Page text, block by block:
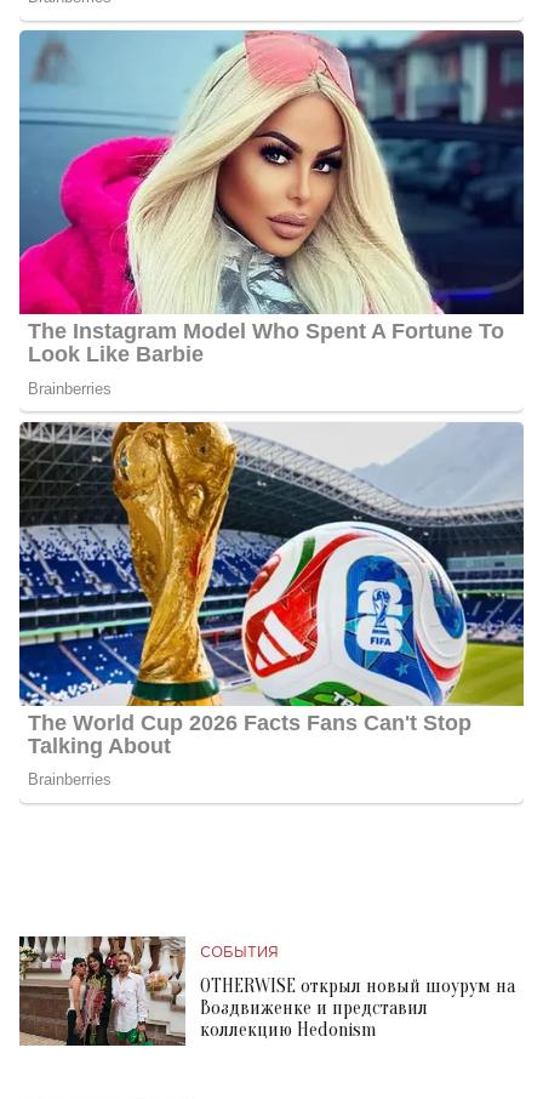
СОБЫТИЯ
OTHERWISE открыл новый шоурум на
Воздвиженке и представил
коллекцию Hedonism